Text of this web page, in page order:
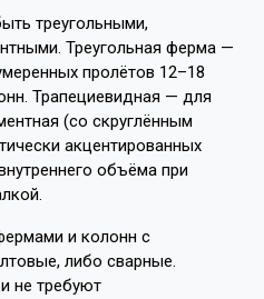
треугольными,
Треугольная ферма —
пролётов 12–18
Трапециевидная — для
(со скруглённым
акцентированных
объёма при
и колонн с
либо сварные.
не требуют